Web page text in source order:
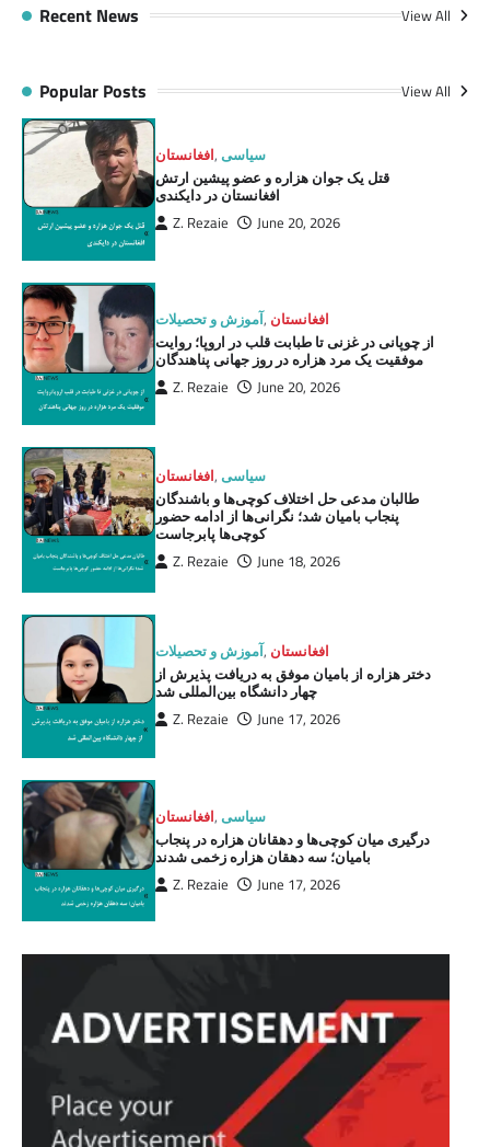
Recent News View All
Popular Posts View All
افغانستان,سیاسی
قتل یک جوان هزاره و عضو پیشین ارتش
افغانستان در دایکندی
Z. Rezaie June 20, 2026
آموزش و تحصیلات, افغانستان
از چوپانی در غزنی تا طبابت قلب در اروپا؛ روایت
موفقیت یک مرد هزاره در روز جهانی پناهندگان
Z. Rezaie June 20, 2026
افغانستان,سیاسی
طالبان مدعی حل اختلاف کوچی‌ها و باشندگان
پنجاب بامیان شد؛ نگرانی‌ها از ادامه حضور
کوچی‌ها پابرجاست
Z. Rezaie June 18, 2026
آموزش و تحصیلات, افغانستان
دختر هزاره از بامیان موفق به دریافت پذیرش از
چهار دانشگاه بین‌المللی شد
Z. Rezaie June 17, 2026
افغانستان,سیاسی
درگیری میان کوچی‌ها و دهقانان هزاره در پنجاب
بامیان؛ سه دهقان هزاره زخمی شدند
Z. Rezaie June 17, 2026